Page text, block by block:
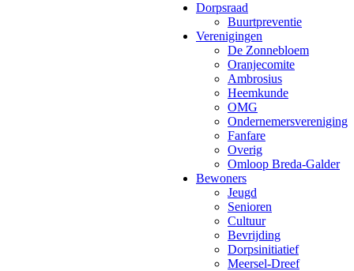
Dorpsraad
Buurtpreventie
Verenigingen
De Zonnebloem
Oranjecomite
Ambrosius
Heemkunde
OMG
Ondernemersvereniging
Fanfare
Overig
Omloop Breda-Galder
Bewoners
Jeugd
Senioren
Cultuur
Bevrijding
Dorpsinitiatief
Meersel-Dreef